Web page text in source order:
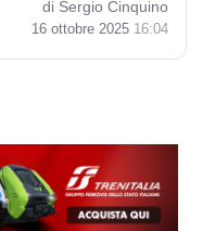
di Sergio Cinquino
16 ottobre 2025 16:04